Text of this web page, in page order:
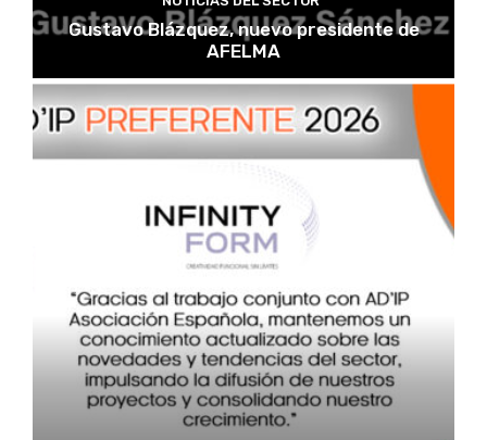
Gustavo Blázquez, nuevo presidente de
AFELMA